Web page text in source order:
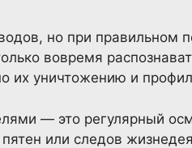
но при правильном
вовремя
их уничтожению и
— это регулярный
или следов